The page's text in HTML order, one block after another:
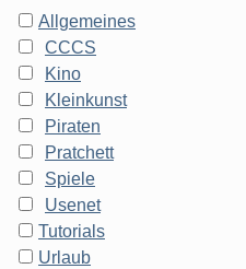
Allgemeines
CCCS
Kino
Kleinkunst
Piraten
Pratchett
Spiele
Usenet
Tutorials
Urlaub